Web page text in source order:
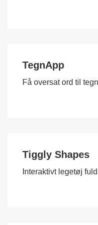
TegnApp
Få oversat ord til
Tiggly Shapes
Interaktivt legetøj